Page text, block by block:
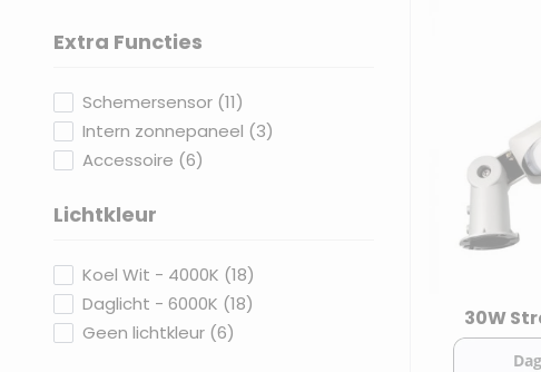
Extra Functies
Schemersensor (11products available
)
Intern zonnepaneel (3products available
)
Accessoire (6products available
)
Lichtkleur
Koel Wit - 4000K (18products available
)
Daglicht - 6000K (18products available
)
Geen lichtkleur (6products available
)
Zoekt u
30W